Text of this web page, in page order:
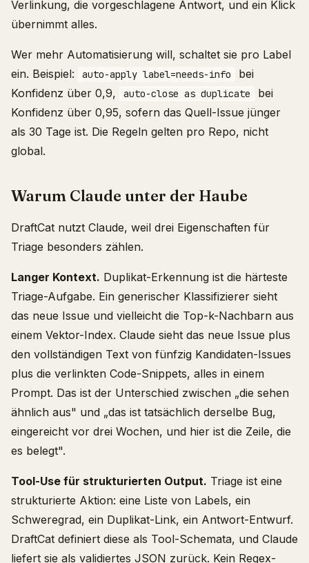
Verlinkung, die vorgeschlagene Antwort, und ein Klick
übernimmt alles.
Wer mehr Automatisierung will, schaltet sie pro Label
ein. Beispiel:
auto-apply label=needs-info
bei
Konfidenz über 0,9,
auto-close as duplicate
bei
Konfidenz über 0,95, sofern das Quell-Issue jünger
als 30 Tage ist. Die Regeln gelten pro Repo, nicht
global.
Warum Claude unter der Haube
DraftCat nutzt Claude, weil drei Eigenschaften für
Triage besonders zählen.
Langer Kontext. Duplikat-Erkennung ist die härteste
Triage-Aufgabe. Ein generischer Klassifizierer sieht
das neue Issue und vielleicht die Top-k-Nachbarn aus
einem Vektor-Index. Claude sieht das neue Issue plus
den vollständigen Text von fünfzig Kandidaten-Issues
plus die verlinkten Code-Snippets, alles in einem
Prompt. Das ist der Unterschied zwischen „die sehen
ähnlich aus" und „das ist tatsächlich derselbe Bug,
eingereicht vor drei Wochen, und hier ist die Zeile, die
es belegt".
Tool-Use für strukturierten Output. Triage ist eine
strukturierte Aktion: eine Liste von Labels, ein
Schweregrad, ein Duplikat-Link, ein Antwort-Entwurf.
DraftCat definiert diese als Tool-Schemata, und Claude
liefert sie als validiertes JSON zurück. Kein Regex-